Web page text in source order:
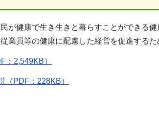
が健康で生き生きと暮らすことができる健
業員等の健康に配慮した経営を促進する
：2,549KB）
（PDF：228KB）